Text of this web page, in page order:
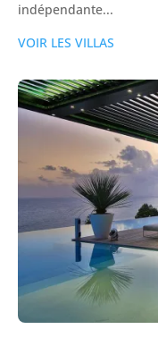
indépendante...
VOIR LES VILLAS